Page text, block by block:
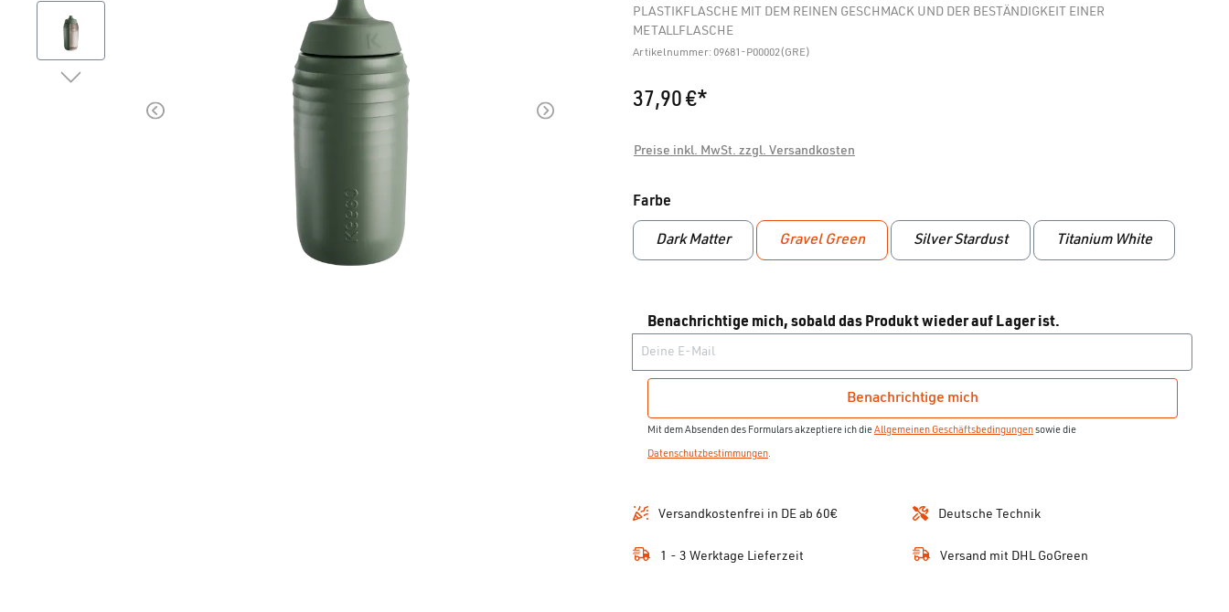
PLASTIKFLASCHE MIT DEM REINEN GESCHMACK UND DER BESTÄNDIGKEIT EINER
METALLFLASCHE
Artikelnummer: 09681-P00002(GRE)
37,90 €*
Preise inkl. MwSt. zzgl. Versandkosten
Farbe
Dark Matter Gravel Green Silver Stardust Titanium White
Benachrichtige mich, sobald das Produkt wieder auf Lager ist.
Benachrichtige mich
Mit dem Absenden des Formulars akzeptiere ich dieAllgemeinen Geschäftsbedingungensowie die
Datenschutzbestimmungen.
Versandkostenfrei in DE ab 60€ Deutsche Technik
1 - 3 Werktage Lieferzeit Versand mit DHL GoGreen